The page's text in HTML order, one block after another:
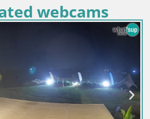
webcams